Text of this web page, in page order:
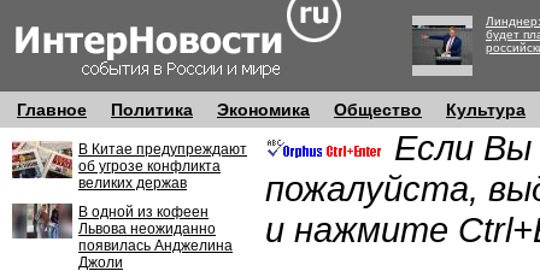
будет
Главное Политика Экономика Общество Культура
В Китае предупреждают
об угрозе конфликта
великих держав
В одной из кофеен
Львова неожиданно
появилась Анджелина
Джоли
Если Вы
пожалуйста,
и нажмите